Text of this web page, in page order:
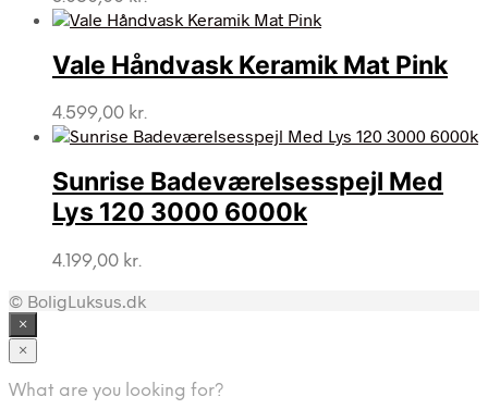
Vale Håndvask Keramik Mat Pink
4.599,00 kr.
Sunrise Badeværelsesspejl Med
Lys 120 3000 6000k
4.199,00 kr.
© BoligLuksus.dk
×
×
What are you looking for?